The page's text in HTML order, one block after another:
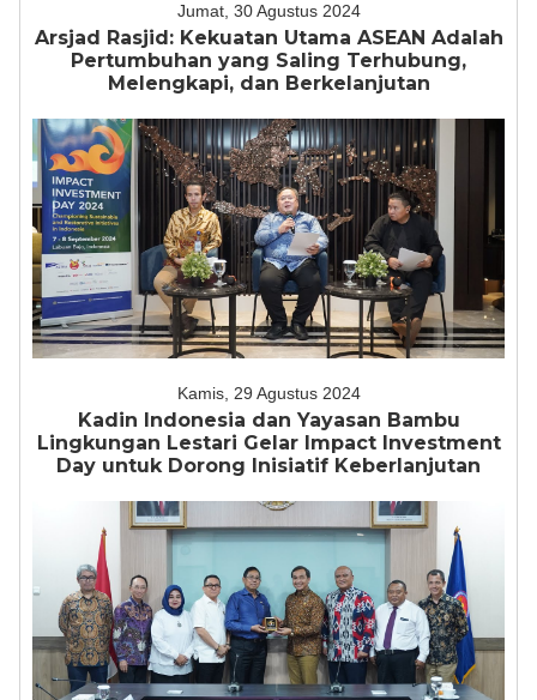
Jumat, 30 Agustus 2024
Arsjad Rasjid: Kekuatan Utama ASEAN Adalah
Pertumbuhan yang Saling Terhubung,
Melengkapi, dan Berkelanjutan
Kamis, 29 Agustus 2024
Kadin Indonesia dan Yayasan Bambu
Lingkungan Lestari Gelar Impact Investment
Day untuk Dorong Inisiatif Keberlanjutan